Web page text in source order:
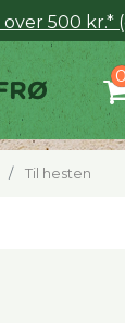
500 kr.*
Til hesten